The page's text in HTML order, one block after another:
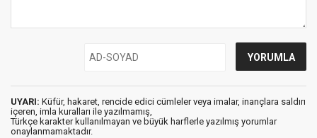
UYARI: Küfür, hakaret, rencide edici cümleler veya imalar, inançlara saldırı
içeren, imla kuralları ile yazılmamış,
Türkçe karakter kullanılmayan ve büyük harflerle yazılmış yorumlar
onaylanmamaktadır.